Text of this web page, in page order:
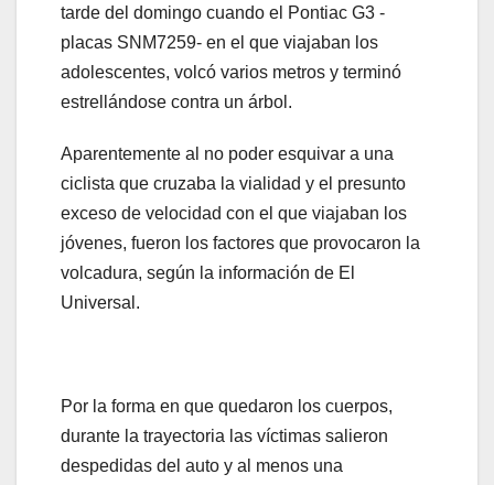
tarde del domingo cuando el Pontiac G3 -
placas SNM7259- en el que viajaban los
adolescentes, volcó varios metros y terminó
estrellándose contra un árbol.
Aparentemente al no poder esquivar a una
ciclista que cruzaba la vialidad y el presunto
exceso de velocidad con el que viajaban los
jóvenes, fueron los factores que provocaron la
volcadura, según la información de El
Universal.
Por la forma en que quedaron los cuerpos,
durante la trayectoria las víctimas salieron
despedidas del auto y al menos una